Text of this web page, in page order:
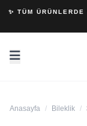
✨ TÜM
Anasayfa / Bileklik /